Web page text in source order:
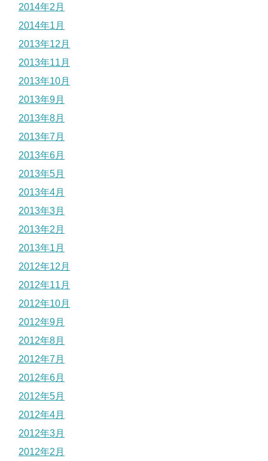
2014年2月
2014年1月
2013年12月
2013年11月
2013年10月
2013年9月
2013年8月
2013年7月
2013年6月
2013年5月
2013年4月
2013年3月
2013年2月
2013年1月
2012年12月
2012年11月
2012年10月
2012年9月
2012年8月
2012年7月
2012年6月
2012年5月
2012年4月
2012年3月
2012年2月